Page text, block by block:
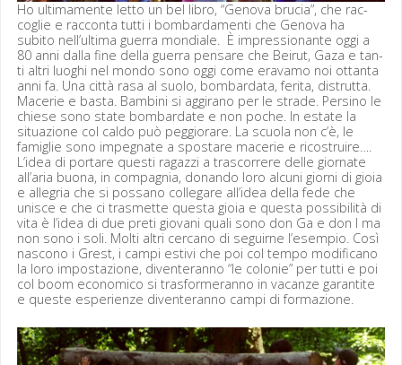
Ho ulti­ma­mente let­to un bel libro, “Gen­o­va bru­cia”, che rac­
coglie e rac­con­ta tut­ti i bom­bar­da­men­ti che Gen­o­va ha
subito nell’ultima guer­ra mon­di­ale. È impres­sio­n­ante oggi a
80 anni dal­la fine del­la guer­ra pen­sare che Beirut, Gaza e tan­
ti altri luoghi nel mon­do sono oggi come erava­mo noi ottan­ta
anni fa. Una cit­tà rasa al suo­lo, bom­bar­da­ta, feri­ta, dis­trut­ta.
Mac­erie e bas­ta. Bam­bi­ni si aggi­ra­no per le strade. Persi­no le
chiese sono state bom­bar­date e non poche. In estate la
situ­azione col cal­do può peg­gio­rare. La scuo­la non c’è, le
famiglie sono impeg­nate a spostare mac­erie e ricostru­ire….
L’idea di portare questi ragazzi a trascor­rere delle gior­nate
all’aria buona, in com­pag­nia, donan­do loro alcu­ni giorni di gioia
e alle­gria che si pos­sano col­le­gare all’idea del­la fede che
unisce e che ci trasmette ques­ta gioia e ques­ta pos­si­bil­ità di
vita è l’idea di due preti gio­vani quali sono don Ga e don I ma
non sono i soli. Molti altri cer­cano di seguirne l’esempio. Così
nascono i Grest, i campi estivi che poi col tem­po mod­i­f­i­cano
la loro impostazione, diven­ter­an­no “le colonie” per tut­ti e poi
col boom eco­nom­i­co si trasformer­an­no in vacanze garan­tite
e queste espe­rien­ze diven­ter­an­no campi di formazione.